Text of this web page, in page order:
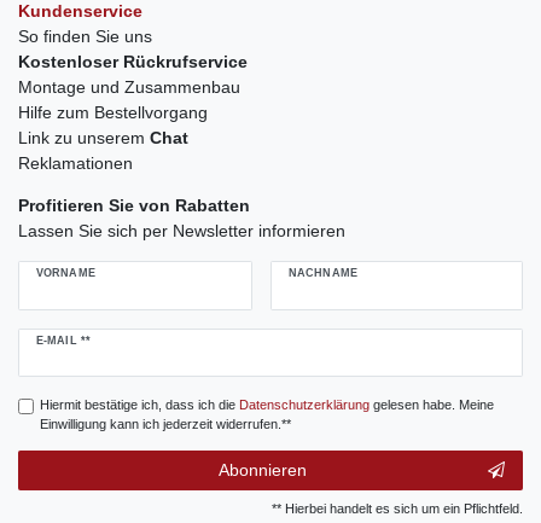
Kundenservice
So finden Sie uns
Kostenloser Rückrufservice
Montage und Zusammenbau
Hilfe zum Bestellvorgang
Link zu unserem Chat
Reklamationen
Profitieren Sie von Rabatten
Lassen Sie sich per Newsletter informieren
VORNAME NACHNAME
E-MAIL **
Newsletter
Hiermit bestätige ich, dass ich die Daten­schutz­erklärunggelesen habe. Meine
Einwilligung kann ich jederzeit widerrufen.**
Abonnieren
** Hierbei handelt es sich um ein Pflichtfeld.